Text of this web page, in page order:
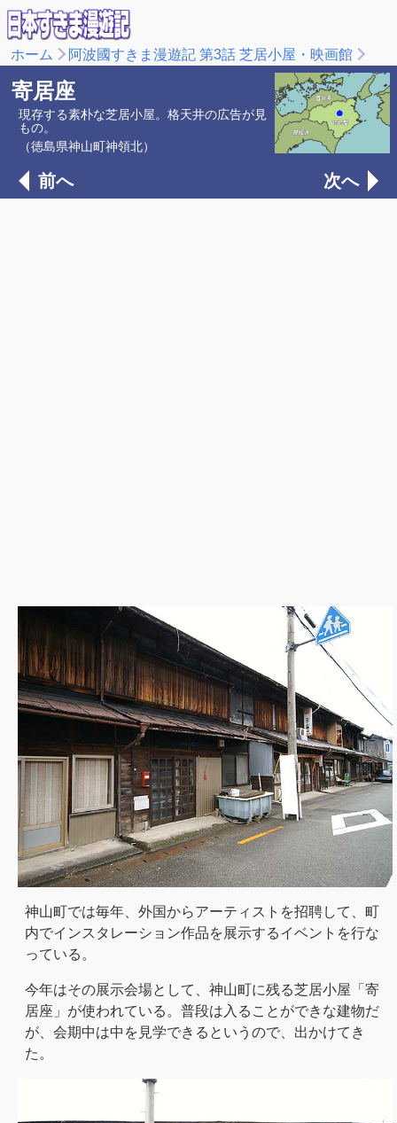
ホーム 阿波國すきま漫遊記 第3話 芝居小屋・映画館
寄居座
現存する素朴な芝居小屋。格天井の広告が見
もの。
（徳島県神山町神領北）
前へ 次へ
神山町では毎年、外国からアーティストを招聘して、町
内でインスタレーション作品を展示するイベントを行な
っている。
今年はその展示会場として、神山町に残る芝居小屋「寄
居座」が使われている。普段は入ることができな建物だ
が、会期中は中を見学できるというので、出かけてき
た。